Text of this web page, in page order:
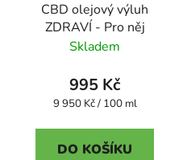
CBD olejový výluh
ZDRAVÍ - Pro něj
Skladem
995 Kč
Měrná
9 950 Kč / 100 ml
DO KOŠÍKU